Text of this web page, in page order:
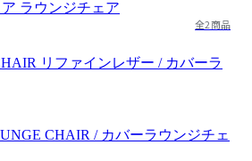
全2商品
リファインレザー / カバーラ